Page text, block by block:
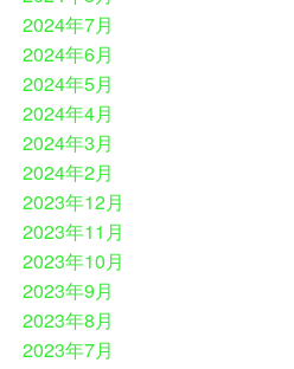
2024年7月
2024年6月
2024年5月
2024年4月
2024年3月
2024年2月
2023年12月
2023年11月
2023年10月
2023年9月
2023年8月
2023年7月